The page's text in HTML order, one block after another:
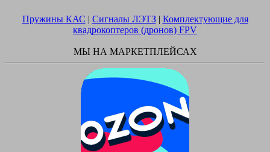
Пружины КАС | Сигналы ЛЭТЗ| Комплектующие для
квадрокоптеров (дронов) FPV
МЫ НА МАРКЕТПЛЕЙСАХ